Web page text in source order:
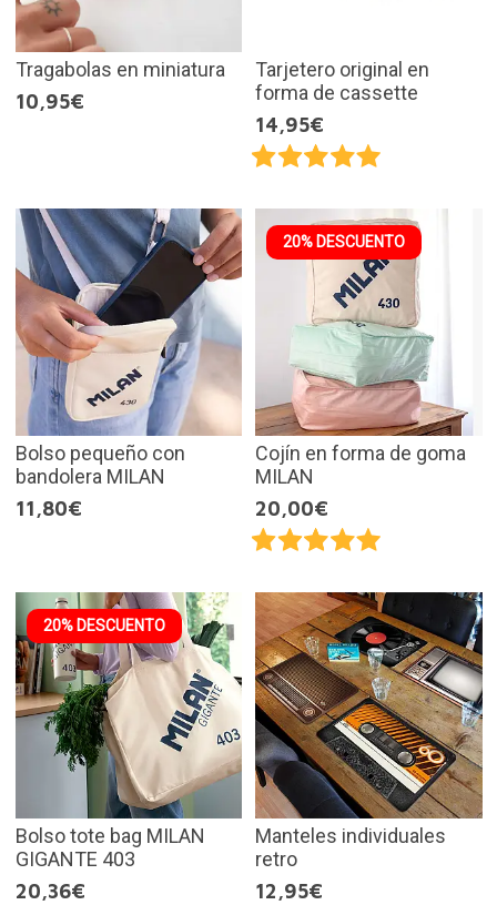
Tragabolas en miniatura
10,95€
Tarjetero original en
forma de cassette
14,95€
Bolso pequeño con
bandolera MILAN
11,80€
20% DESCUENTO
Cojín en forma de goma
MILAN
20,00€
20% DESCUENTO
Bolso tote bag MILAN
GIGANTE 403
20,36€
Manteles individuales
retro
12,95€